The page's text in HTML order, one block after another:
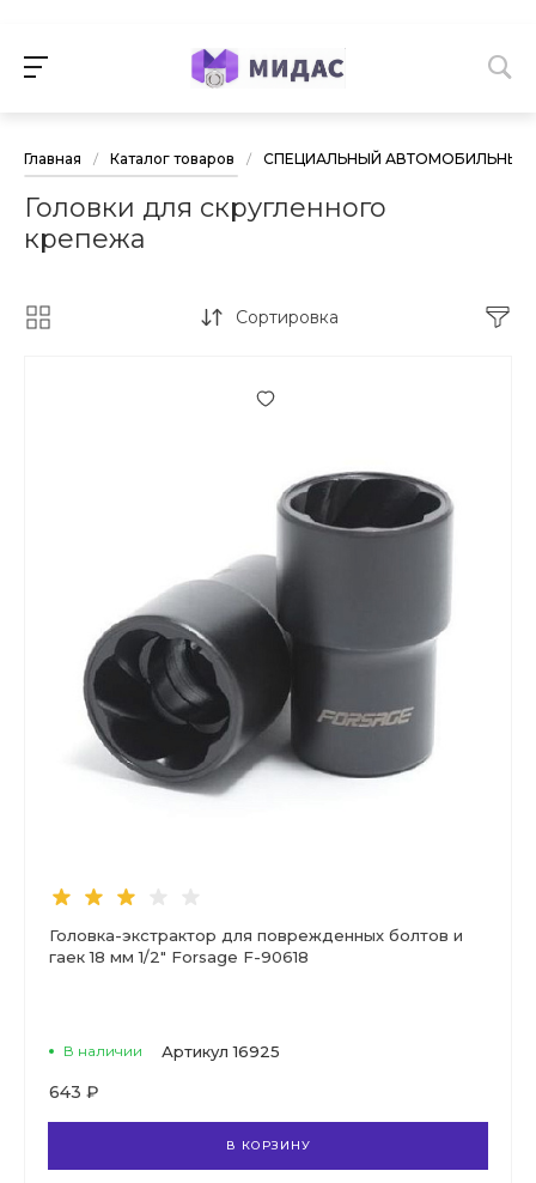
Главная / Каталог товаров / СПЕЦИАЛЬНЫЙ АВТОМОБИЛЬНЫЙ
Головки для скругленного
крепежа
Сортировка
Головка-экстрактор для поврежденных болтов и
гаек 18 мм 1/2" Forsage F-90618
В наличии Артикул 16925
643 ₽
В КОРЗИНУ